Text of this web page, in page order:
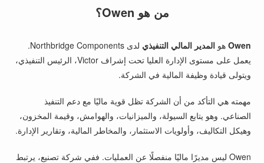
من هو Owen؟
Owen هوالمدير المالي التنفيذي
لدى Northbridge Components.
يعمل على مستوى الإدارة العليا تحت إشراف Victor، الرئيس التنفيذي،
ويتولى قيادة وظيفة المالية في الشركة.
مهمته هي التأكد من أن الشركة تظل قوية ماليًا مع دعم التنفيذ
الصناعي. وهو يتابع السيولة، والميزانيات، والهوامش، وقيمة المخزون،
وهيكل التكاليف، وأولويات الاستثمار، والمخاطر المالية، وتقارير الإدارة.
Owen ليس مديرًا ماليًا منفصلًا عن العمليات. ففي شركة تصنيع، يرتبط